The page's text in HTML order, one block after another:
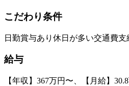
こだわり条件
日勤賞与あり 休日が多い交通費支
給与
【年収】367万円〜、【月給】